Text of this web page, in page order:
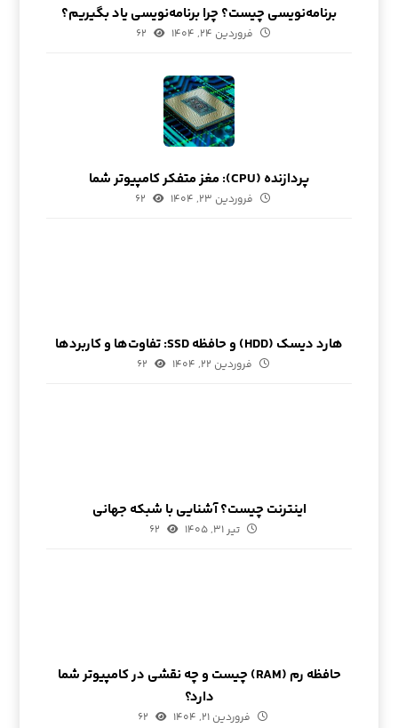
برنامه‌نویسی چیست؟ چرا برنامه‌نویسی یاد بگیریم؟
فروردین ۲۴, ۱۴۰۴ ۶۲
پردازنده (CPU): مغز متفکر کامپیوتر شما
فروردین ۲۳, ۱۴۰۴ ۶۲
هارد دیسک (HDD) و حافظه SSD: تفاوت‌ها و کاربردها
فروردین ۲۲, ۱۴۰۴ ۶۲
اینترنت چیست؟ آشنایی با شبکه جهانی
تیر ۳۱, ۱۴۰۵ ۶۲
حافظه رم (RAM) چیست و چه نقشی در کامپیوتر شما
دارد؟
فروردین ۲۱, ۱۴۰۴ ۶۲